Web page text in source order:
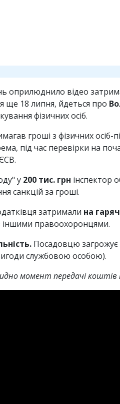
оприлюднило відео
ще 18 липня, йдеться про
фізичних осіб.
гроші з фізичних
під час перевірки на
у 200 тис. грн інспектор
санкцій за гроші.
затримали на
іншими правоохоронцями.
Посадовцю загрожує
службовою особою).
момент передачі